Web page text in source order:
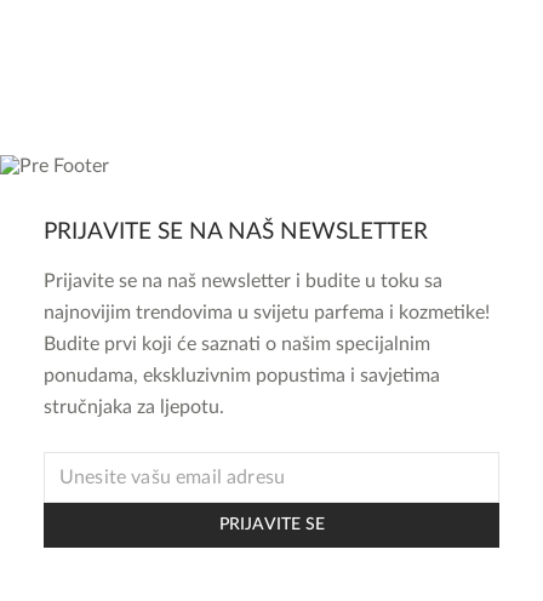
PRIJAVITE SE NA NAŠ NEWSLETTER
Prijavite se na naš newsletter i budite u toku sa
najnovijim trendovima u svijetu parfema i kozmetike!
Budite prvi koji će saznati o našim specijalnim
ponudama, ekskluzivnim popustima i savjetima
stručnjaka za ljepotu.
EMAIL
PRIJAVITE SE